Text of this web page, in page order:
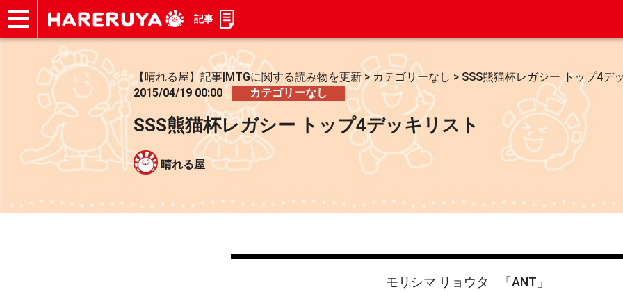
ショップ
デッキ検索
デッキ構築
選手一覧
店舗一覧
イベント
お問い合わせ
記事
【晴れる屋】記事|MTGに関する読み物を更新>カテゴリーなし > SSS熊猫杯レガシー トップ4デ
2015/04/19 00:00
カテゴリーなし
SSS熊猫杯レガシー トップ4デッキリスト
晴れる屋
モリシマ リョウタ 「ANT」